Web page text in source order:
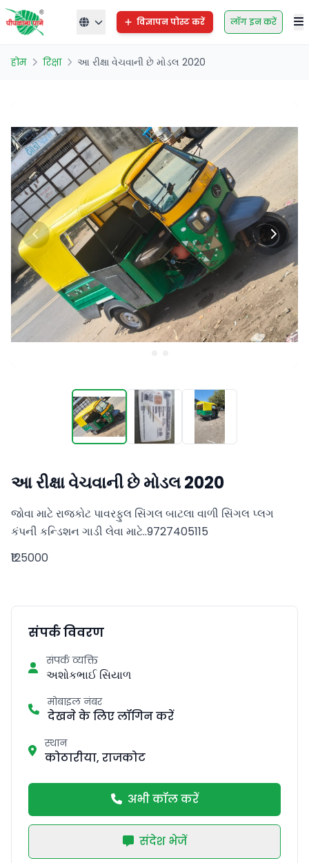
विज्ञापन पोस्ट करें लॉग इन करें
होम रिक्षा આ રીક્ષા વેચવાની છે મોડલ 2020
આ રીક્ષા વેચવાની છે મોડલ 2020
જોવા માટે રાજકોટ પાવરફુલ સિંગલ બાટલા વાળી સિંગલ પ્લગ
કંપની કન્ડિશન ગાડી લેવા માટે..9727405115
₹125000
संपर्क विवरण
संपर्क व्यक्ति
અશોકભાઈ સિયાળ
मोबाइल नंबर
देखने के लिए लॉगिन करें
स्थान
कोठारीया, राजकोट
अभी कॉल करें
संदेश भेजें